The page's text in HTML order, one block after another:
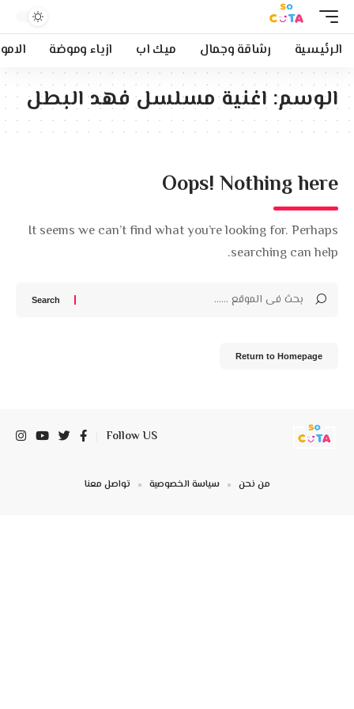
الرئيسية رشاقة وجمال ميك اب ازياء وموضة
الوسم: اغنية مسلسل فهد البطل
Oops! Nothing here
It seems we can’t find what you’re looking for. Perhaps
searching can help.
Return to Homepage
Follow US
من نحن سياسة الخصوصية تواصل معنا